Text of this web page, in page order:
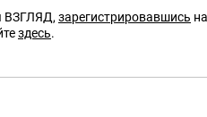
ВЗГЛЯД, зарегистрировавшись
здесь.